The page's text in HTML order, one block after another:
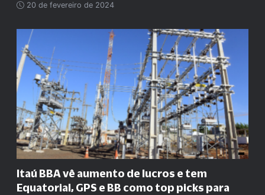
20 de fevereiro de 2024
Itaú BBA vê aumento de lucros e tem
Equatorial, GPS e BB como top picks para